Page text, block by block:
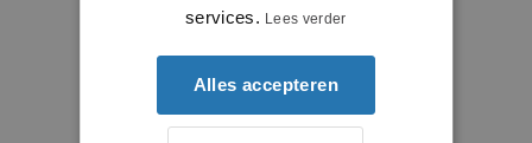
services.
Lees verder
Alles accepteren